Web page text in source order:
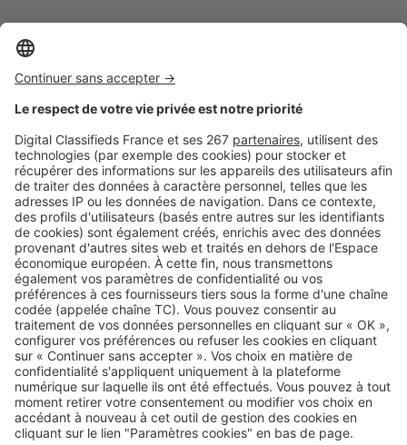
Image
toucher les APL quand on est au
chômage ?
Image
Aides financières
APL : quels sont les montants
maximum des APL à Reims ?
Pagination
Page
courante
1 2 3
SeLoger c'est aussi